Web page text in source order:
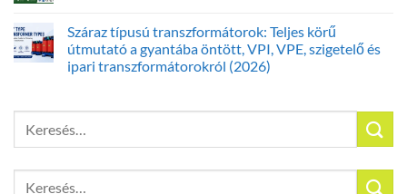
Száraz típusú transzformátorok: Teljes körű
útmutató a gyantába öntött, VPI, VPE, szigetelő és
ipari transzformátorokról (2026)